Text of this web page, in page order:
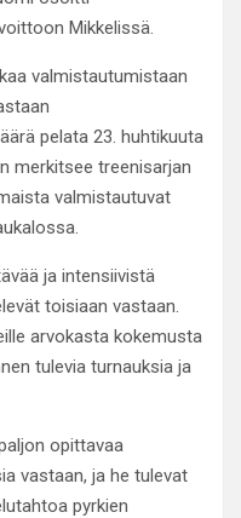
Mikkelissä.
valmistautumistaan
pelata 23. huhtikuuta
merkitsee treenisarjan
valmistautuvat
ja intensiivistä
toisiaan vastaan.
arvokasta kokemusta
tulevia turnauksia ja
opittavaa
vastaan, ja he tulevat
pyrkien